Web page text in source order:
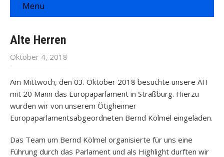
Menu
Alte Herren
Oktober 4, 2018
Am Mittwoch, den 03. Oktober 2018 besuchte unsere AH
mit 20 Mann das Europaparlament in Straßburg. Hierzu
wurden wir von unserem Ötigheimer
Europaparlamentsabgeordneten Bernd Kölmel eingeladen.
Das Team um Bernd Kölmel organisierte für uns eine
Führung durch das Parlament und als Highlight durften wir